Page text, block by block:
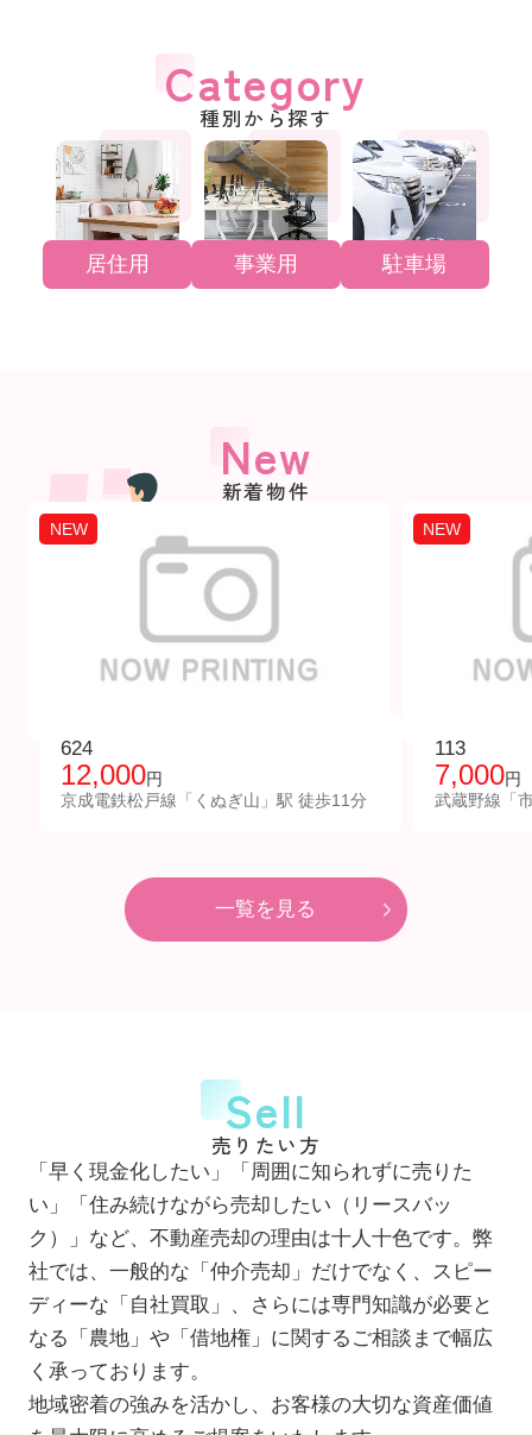
Category
種別から探す
居住用 事業用 駐車場
New
新着物件
NEW
624
12,000円
京成電鉄松戸線「くぬぎ山」駅 徒歩11分
NEW
113
7,000円
武蔵野線「
一覧を見る
Sell
売りたい方
「早く現金化したい」「周囲に知られずに売りた
い」「住み続けながら売却したい（リースバッ
ク）」など、不動産売却の理由は十人十色です。弊
社では、一般的な「仲介売却」だけでなく、スピー
ディーな「自社買取」、さらには専門知識が必要と
なる「農地」や「借地権」に関するご相談まで幅広
く承っております。
地域密着の強みを活かし、お客様の大切な資産価値